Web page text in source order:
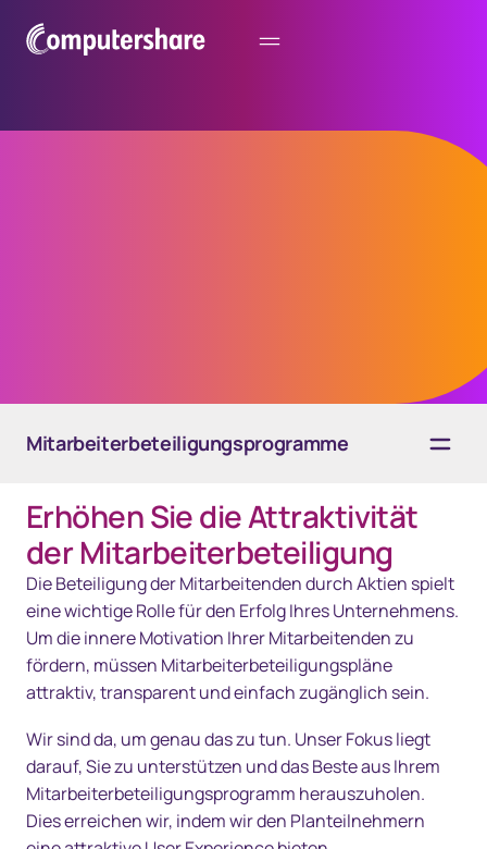
Mitarbeiterbeteiligungsprogramme
Übersicht
Lösungen
Technologie
Ressourcen
Erhöhen Sie die Attraktivität
der Mitarbeiterbeteiligung
Die Beteiligung der Mitarbeitenden durch Aktien spielt
eine wichtige Rolle für den Erfolg Ihres Unternehmens.
Um die innere Motivation Ihrer Mitarbeitenden zu
fördern, müssen Mitarbeiterbeteiligungspläne
attraktiv, transparent und einfach zugänglich sein.
Wir sind da, um genau das zu tun. Unser Fokus liegt
darauf, Sie zu unterstützen und das Beste aus Ihrem
Mitarbeiterbeteiligungsprogramm herauszuholen.
Dies erreichen wir, indem wir den Planteilnehmern